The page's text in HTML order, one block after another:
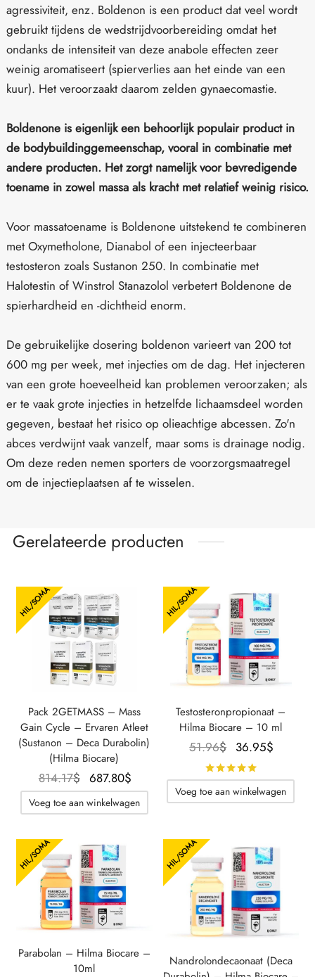
agressiviteit, enz. Boldenon is een product dat veel wordt
gebruikt tijdens de wedstrijdvoorbereiding omdat het
ondanks de intensiteit van deze anabole effecten zeer
weinig aromatiseert (spierverlies aan het einde van een
kuur). Het veroorzaakt daarom zelden gynaecomastie.
Boldenone is eigenlijk een behoorlijk populair product in
de bodybuildinggemeenschap, vooral in combinatie met
andere producten. Het zorgt namelijk voor bevredigende
toename in zowel massa als kracht met relatief weinig risico.
Voor massatoename is Boldenone uitstekend te combineren
met Oxymetholone, Dianabol of een injecteerbaar
testosteron zoals Sustanon 250. In combinatie met
Halotestin of Winstrol Stanazolol verbetert Boldenone de
spierhardheid en -dichtheid enorm.
De gebruikelijke dosering boldenon varieert van 200 tot
600 mg per week, met injecties om de dag. Het injecteren
van een grote hoeveelheid kan problemen veroorzaken; als
er te vaak grote injecties in hetzelfde lichaamsdeel worden
gegeven, bestaat het risico op olieachtige abcessen. Zo'n
abces verdwijnt vaak vanzelf, maar soms is drainage nodig.
Om deze reden nemen sporters de voorzorgsmaatregel
om de injectieplaatsen af te wisselen.
Gerelateerde producten
HIL/SOMA
Pack 2GETMASS – Mass
Gain Cycle – Ervaren Atleet
(Sustanon – Deca Durabolin)
(Hilma Biocare)
814.17$ Oorspronkelijke
prijs was:
814.17$.
687.80$
huidige
prijs is:
Voeg toe aan winkelwagen
HIL/SOMA
Testosteronpropionaat –
Hilma Biocare – 10 ml
51.96$ Oorspronkelijke
prijs was:
51.96$.
36.95$
prijs is:
Voeg toe aan winkelwagen
HIL/SOMA
Parabolan – Hilma Biocare –
10ml
HIL/SOMA
Nandrolondecaonaat (Deca